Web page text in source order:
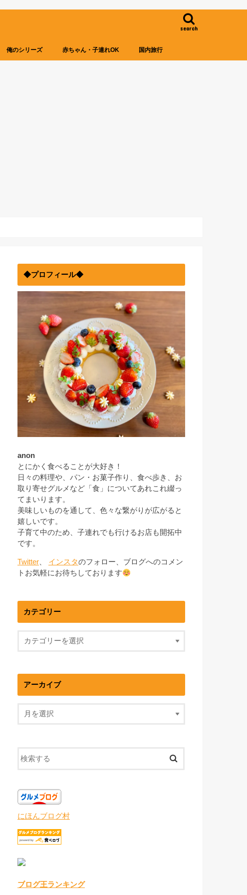
search
俺のシリーズ 赤ちゃん・子連れOK 国内旅行
◆プロフィール◆
anon
とにかく食べることが大好き！
日々の料理や、パン・お菓子作り、食べ歩き、お
取り寄せグルメなど「食」についてあれこれ綴っ
てまいります。
美味しいものを通して、色々な繋がりが広がると
嬉しいです。
子育て中のため、子連れでも行けるお店も開拓中
です。
Twitter インスタのフォロー、ブログへのコメン
トお気軽にお待ちしております
カテゴリー
アーカイブ
にほんブログ村
ブログ王ランキング